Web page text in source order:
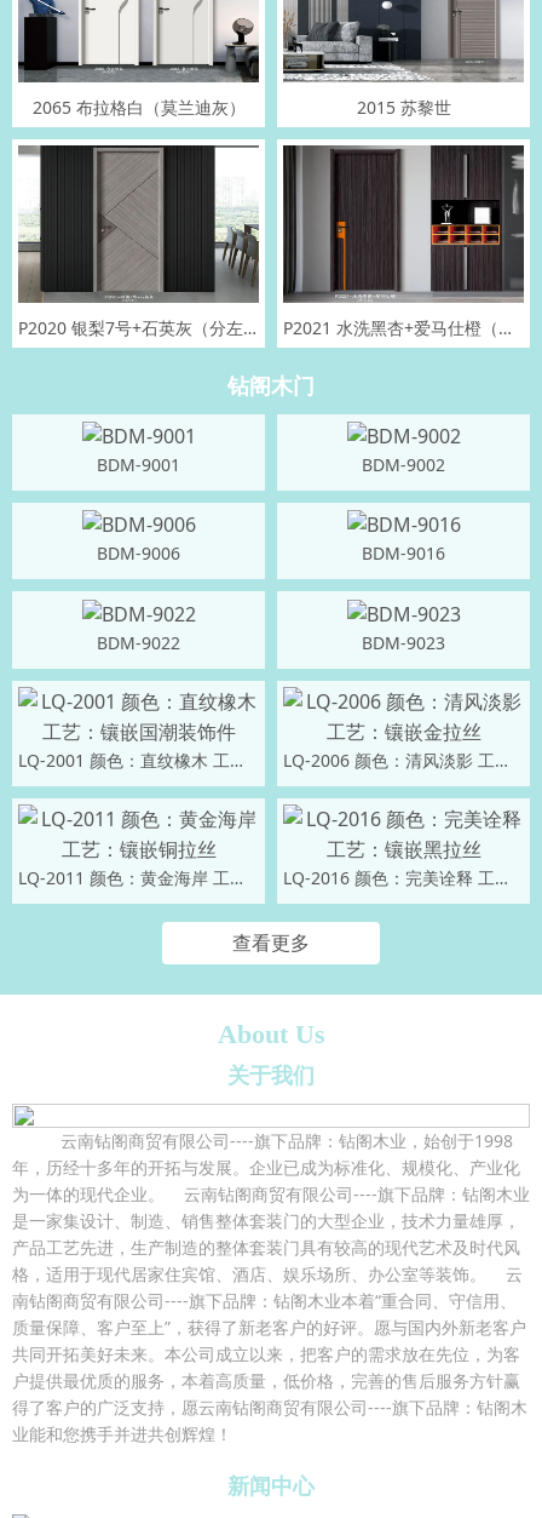
2065 布拉格白（莫兰迪灰） 2015 苏黎世
P2020 银梨7号+石英灰（分左右） P2021 水洗黑杏+爱马仕橙（分左右）
钻阁木门
BDM-9001 BDM-9002
BDM-9006 BDM-9016
BDM-9022 BDM-9023
LQ-2001 颜色：直纹橡木 工艺：镶嵌国潮装饰件 LQ-2006 颜色：清风淡影 工艺：镶嵌金拉丝
LQ-2011 颜色：黄金海岸 工艺：镶嵌铜拉丝 LQ-2016 颜色：完美诠释 工艺：镶嵌黑拉丝
查看更多
About Us
关于我们
云南钻阁商贸有限公司----旗下品牌：钻阁木业，始创于1998
年，历经十多年的开拓与发展。企业已成为标准化、规模化、产业化
为一体的现代企业。 云南钻阁商贸有限公司----旗下品牌：钻阁木业
是一家集设计、制造、销售整体套装门的大型企业，技术力量雄厚，
产品工艺先进，生产制造的整体套装门具有较高的现代艺术及时代风
格，适用于现代居家住宾馆、酒店、娱乐场所、办公室等装饰。 云
南钻阁商贸有限公司----旗下品牌：钻阁木业本着“重合同、守信用、
质量保障、客户至上”，获得了新老客户的好评。愿与国内外新老客户
共同开拓美好未来。本公司成立以来，把客户的需求放在先位，为客
户提供最优质的服务，本着高质量，低价格，完善的售后服务方针赢
得了客户的广泛支持，愿云南钻阁商贸有限公司----旗下品牌：钻阁木
业能和您携手并进共创辉煌！
新闻中心